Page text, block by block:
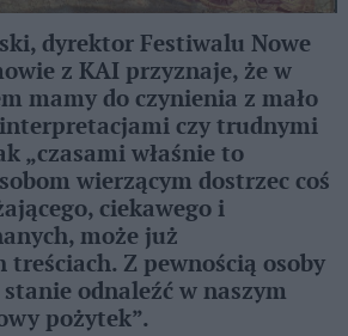
dyrektor Festiwalu Nowe
z KAI przyznaje, że w
mamy do czynienia z mało
czy trudnymi
„czasami właśnie to
wierzącym dostrzec coś
ciekawego i
może już
treściach. Z pewnością osoby
odnaleźć w naszym
pożytek”.